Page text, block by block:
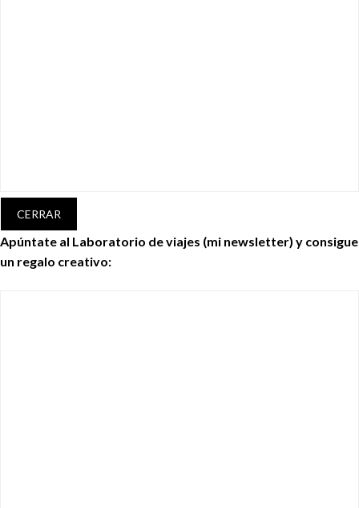
CERRAR
Apúntate al Laboratorio de viajes (mi newsletter) y consigue
un regalo creativo: